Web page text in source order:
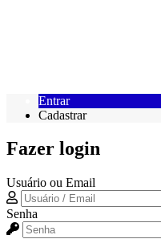
Entrar
Cadastrar
Fazer login
Usuário ou Email
Senha